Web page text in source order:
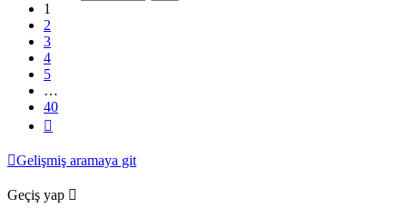
1
2
3
4
5
…
40
Gelişmiş aramaya git
Geçiş yap